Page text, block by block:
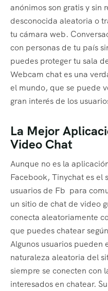
anónimos son gratis y sin
desconocida aleatoria o
tu cámara web.
con personas de tu país
puedes proteger tu sala
Webcam chat es una
el mundo, que se puede
gran interés de los
La Mejor
Video Chat
Aunque no es la
Facebook, Tinychat es el
usuarios de Fb para
un sitio de chat de video
conecta aleatoriamente
que puedes chatear
Algunos usuarios pueden
naturaleza aleatoria del
siempre se conecten con
interesados en chatear.